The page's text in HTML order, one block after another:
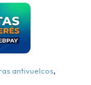
antivuelcos,